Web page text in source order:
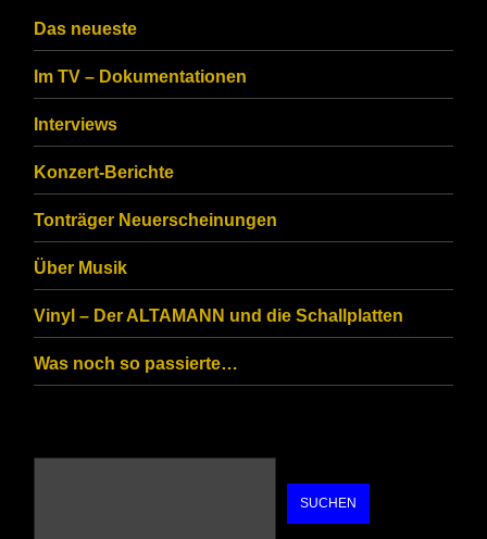
Das neueste
Im TV – Dokumentationen
Interviews
Konzert-Berichte
Tonträger Neuerscheinungen
Über Musik
Vinyl – Der ALTAMANN und die Schallplatten
Was noch so passierte…
SUCHEN